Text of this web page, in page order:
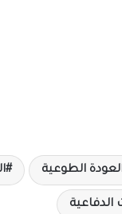
الطوعية